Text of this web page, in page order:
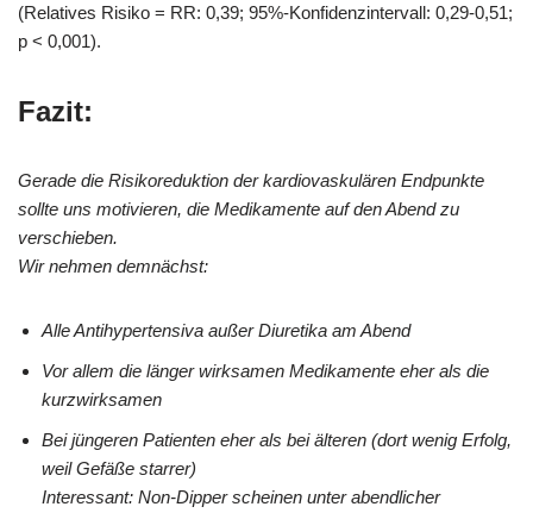
(Relatives Risiko = RR: 0,39; 95%-Konfidenzintervall: 0,29-0,51;
p < 0,001).
Fazit:
Gerade die Risikoreduktion der kardiovaskulären Endpunkte
sollte uns motivieren, die Medikamente auf den Abend zu
verschieben.
Wir nehmen demnächst:
Alle Antihypertensiva außer Diuretika am Abend
Vor allem die länger wirksamen Medikamente eher als die
kurzwirksamen
Bei jüngeren Patienten eher als bei älteren (dort wenig Erfolg,
weil Gefäße starrer)
Interessant: Non-Dipper scheinen unter abendlicher